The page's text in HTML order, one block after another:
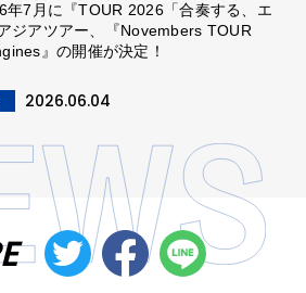
7月に『TOUR 2026「合奏する、エ
ジアツアー、『Novembers TOUR
』の開催が決定！
2026.06.04